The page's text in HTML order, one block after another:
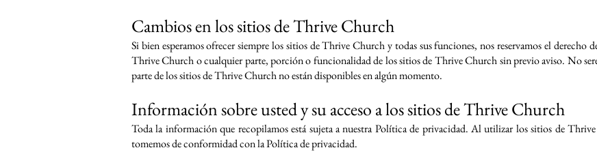
Cambios en los sitios de Thrive Church
Si bien esperamos ofrecer siempre los sitios de Thrive Church y todas sus funciones, nos reservamos el derecho
Thrive Church o cualquier parte, porción o funcionalidad de los sitios de Thrive Church sin previo aviso. No
parte de los sitios de Thrive Church no están disponibles en algún momento.
Información sobre usted y su acceso a los sitios de Thrive Church
Toda la información que recopilamos está sujeta a nuestra Política de privacidad. Al utilizar los sitios de
tomemos de conformidad con la Política de privacidad.